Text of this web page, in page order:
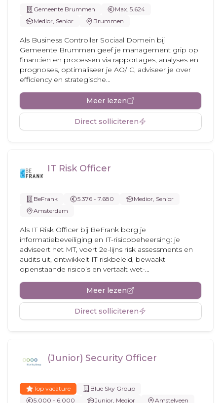
Gemeente Brummen
Max. 5.624
Medior, Senior
Brummen
Als Business Controller Sociaal Domein bij
Gemeente Brummen geef je management grip op
financiën en processen via rapportages, analyses en
prognoses, optimaliseer je AO/IC, adviseer je over
efficiency en strategische...
Meer lezen
Direct solliciteren
IT Risk Officer
BeFrank 5.376 - 7.680
Medior, Senior
Amsterdam
Als IT Risk Officer bij BeFrank borg je
informatiebeveiliging en IT-risicobeheersing: je
adviseert het MT, voert 2e-lijns risk assessments en
audits uit, ontwikkelt IT-riskbeleid, bewaakt
openstaande risico’s en vertaalt wet-...
Meer lezen
Direct solliciteren
(Junior) Security Officer
Top vacature
Blue Sky Group
5.000 - 6.000
Junior, Medior Amstelveen